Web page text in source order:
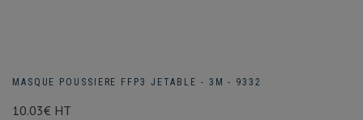
MASQUE POUSSIERE FFP3 JETABLE - 3M - 9332
10.03€ HT